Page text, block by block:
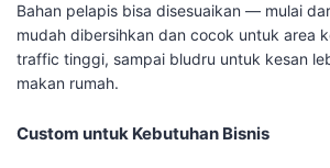
Bahan pelapis bisa disesuaikan — mulai
mudah dibersihkan dan cocok untuk area
traffic tinggi, sampai bludru untuk kesan
makan rumah.
Custom untuk Kebutuhan Bisnis